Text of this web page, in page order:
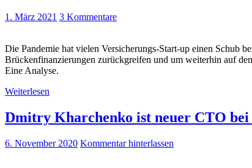
1. März 2021 3 Kommentare
Die Pandemie hat vielen Versicherungs-Start-up einen Schub
Brückenfinanzierungen zurückgreifen und um weiterhin auf
Eine Analyse.
Weiterlesen
Dmitry Kharchenko ist neuer CTO bei
6. November 2020 Kommentar hinterlassen